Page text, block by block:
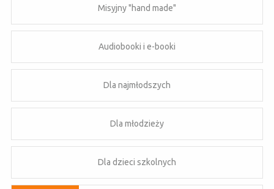
Misyjny "hand made"
Audiobooki i e-booki
Dla najmłodszych
Dla młodzieży
Dla dzieci szkolnych